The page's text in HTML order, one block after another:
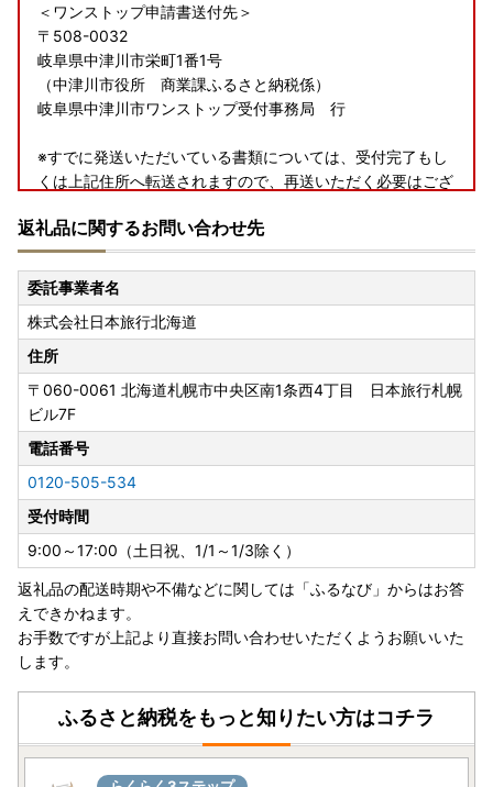
＜ワンストップ申請書送付先＞
〒508-0032
岐阜県中津川市栄町1番1号
（中津川市役所 商業課ふるさと納税係）
岐阜県中津川市ワンストップ受付事務局 行
※すでに発送いただいている書類については、受付完了もし
くは上記住所へ転送されますので、再送いただく必要はござ
（書類に不備があった際は、再送依頼をする場合がございま
す。）
【重要】お問い合わせ先変更のお知らせ
岐阜県中津川市ふるさと納税返礼品事務局のお問い合わせ先
が9月1日より変更となりましたので、ご連絡申し上げます。
【変更後のお問い合わせ先】
メールでのお問い合わせ: ：info_nakatsugawa@nta.co.jp
電話でのお問い合わせ: 0120-505-534
受付時間: 9:00～17:00（土日祝、1/1～1/3除く）
何かご不明な点やご質問がございましたら、お気軽にお問い
合わせください。
返礼品に関するお問い合わせ先
委託事業者名
株式会社日本旅行北海道
住所
〒060-0061 北海道札幌市中央区南1条西4丁目 日本旅行札幌
ビル7F
電話番号
0120-505-534
受付時間
9:00～17:00（土日祝、1/1～1/3除く）
返礼品の配送時期や不備などに関しては「ふるなび」からはお答
えできかねます。
お手数ですが上記より直接お問い合わせいただくようお願いいた
します。
ふるさと納税をもっと知りたい方はコチラ